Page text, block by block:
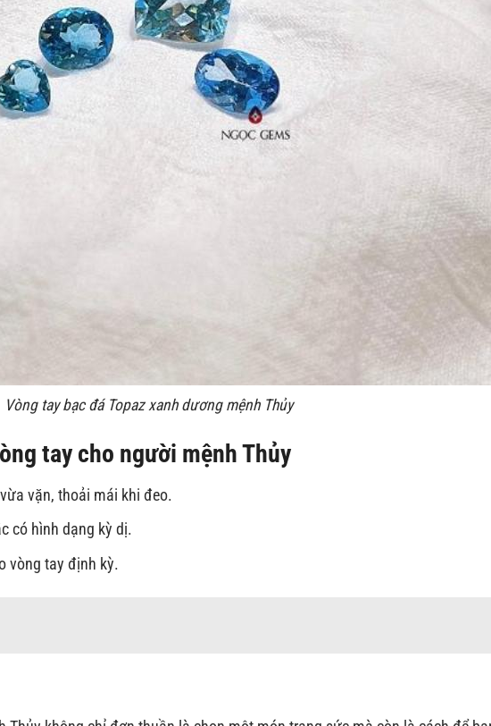
Vòng tay bạc đá Topaz xanh dương mệnh Thủy
tay cho người mệnh Thủy
vặn, thoải mái khi đeo.
có hình dạng kỳ dị.
vòng tay định kỳ.